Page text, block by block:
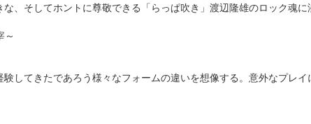
、そしてホントに尊敬できる「らっぱ吹き」渡辺隆雄のロック魂
してきたであろう様々なフォームの違いを想像する。意外なプレイ